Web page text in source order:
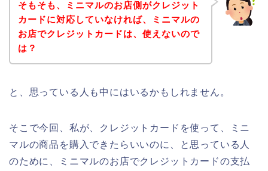
そもそも、ミニマルのお店側がクレジット
カードに対応していなければ、ミニマルの
お店でクレジットカードは、使えないので
は？
と、思っている人も中にはいるかもしれません。
そこで今回、私が、クレジットカードを使って、ミニ
マルの商品を購入できたらいいのに、と思っている人
のために、ミニマルのお店でクレジットカードの支払